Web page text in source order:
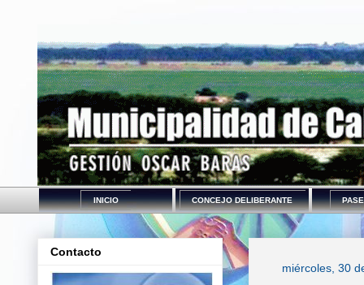
INICIO CONCEJO DELIBERANTE
miércoles, 30
Contacto